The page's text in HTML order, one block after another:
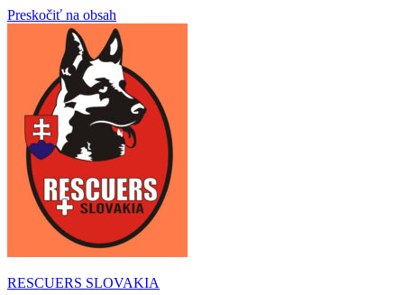
Preskočiť na obsah
RESCUERS SLOVAKIA